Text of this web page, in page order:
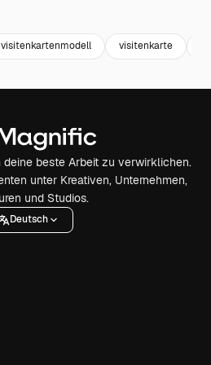
visitenkartenmodell visitenkarte
deine beste Arbeit zu verwirklichen.
unter Kreativen, Unternehmen,
und Studios.
Deutsch